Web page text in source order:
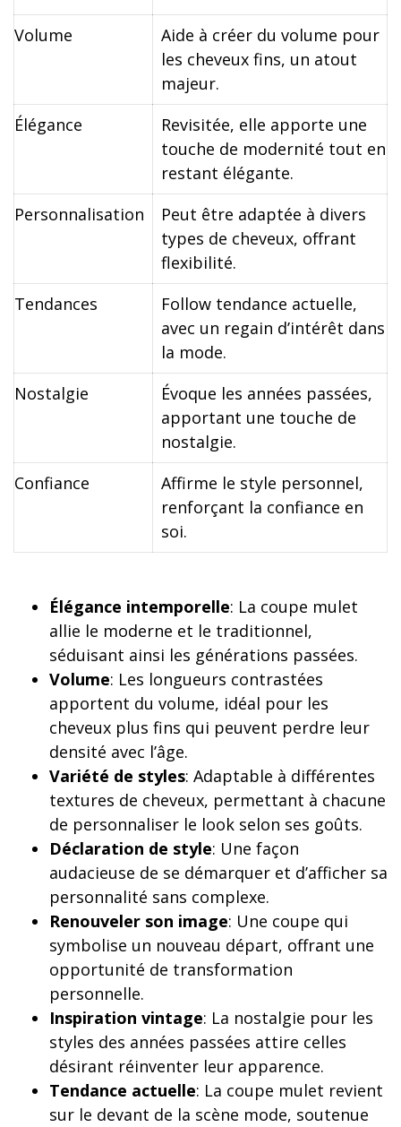
Volume
Aide à créer du volume pour
les cheveux fins, un atout
majeur.
Élégance
Revisitée, elle apporte une
touche de modernité tout en
restant élégante.
Personnalisation
Peut être adaptée à divers
types de cheveux, offrant
flexibilité.
Tendances
Follow tendance actuelle,
avec un regain d’intérêt dans
la mode.
Nostalgie
Évoque les années passées,
apportant une touche de
nostalgie.
Confiance
Affirme le style personnel,
renforçant la confiance en
soi.
Élégance intemporelle: La coupe mulet
allie le moderne et le traditionnel,
séduisant ainsi les générations passées.
Volume: Les longueurs contrastées
apportent du volume, idéal pour les
cheveux plus fins qui peuvent perdre leur
densité avec l’âge.
Variété de styles: Adaptable à différentes
textures de cheveux, permettant à chacune
de personnaliser le look selon ses goûts.
Déclaration de style: Une façon
audacieuse de se démarquer et d’afficher sa
personnalité sans complexe.
Renouveler son image: Une coupe qui
symbolise un nouveau départ, offrant une
opportunité de transformation
personnelle.
Inspiration vintage: La nostalgie pour les
styles des années passées attire celles
désirant réinventer leur apparence.
Tendance actuelle: La coupe mulet revient
sur le devant de la scène mode, soutenue